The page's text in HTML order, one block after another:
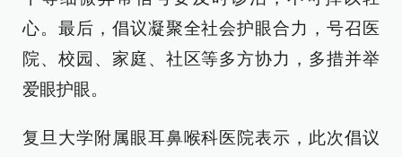
心。最后，倡议凝聚全社会护眼合力，号召医
院、校园、家庭、社区等多方协力，多措并举
爱眼护眼。
复旦大学附属眼耳鼻喉科医院表示，此次倡议